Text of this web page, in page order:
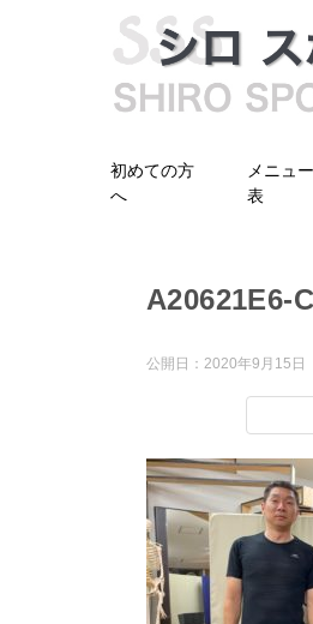
初めての方
へ
メニュ
表
A20621E6-
公開日： 2020年9月15日